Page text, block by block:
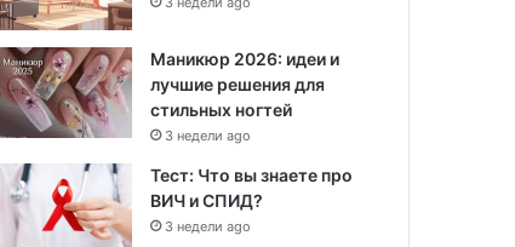
Маникюр 2026: идеи и
лучшие решения для
стильных ногтей
3 недели ago
Тест: Что вы знаете про
ВИЧ и СПИД?
3 недели ago